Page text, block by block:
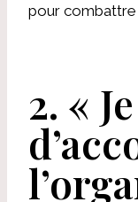
pour combattre
2. «